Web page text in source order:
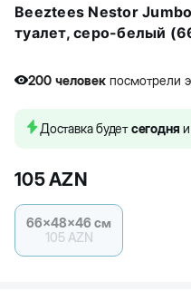
Beeztees Nestor
туалет, серо-белый
200 человек посмотрели
Доставка будетсегодня и
105AZN
66x48x46 см
105 AZN